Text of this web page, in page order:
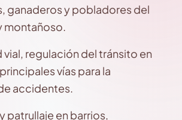
ganaderos y pobladores del
montañoso.
vial, regulación del tránsito en
vías para la
accidentes.
patrullaje en barrios,